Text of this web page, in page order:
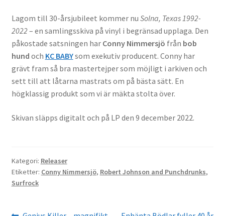
Lagom till 30-årsjubileet kommer nu Solna, Texas 1992-
2022– en samlingsskiva på vinyl i begränsad upplaga. Den
påkostade satsningen har Conny Nimmersjö från bob
hund och KC BABYsom exekutiv producent. Conny har
grävt fram så bra mastertejper som möjligt i arkiven och
sett till att låtarna mastrats om på bästa sätt. En
högklassig produkt som vi är mäkta stolta över.
Skivan släpps digitalt och på LP den 9 december 2022.
Kategori: Releaser
Etiketter: Conny Nimmersjö, Robert Johnson and Punchdrunks,
Surfrock